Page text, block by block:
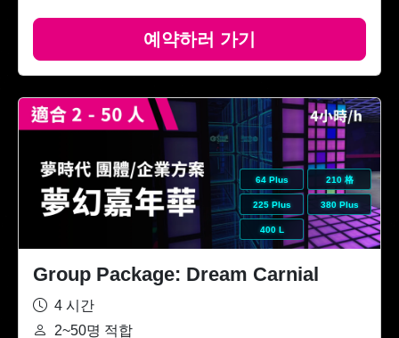
예약하러 가기
64 Plus 210 格
225 Plus 380 Plus
400 L
Group Package: Dream Carnial
4 시간
2~50명 적합